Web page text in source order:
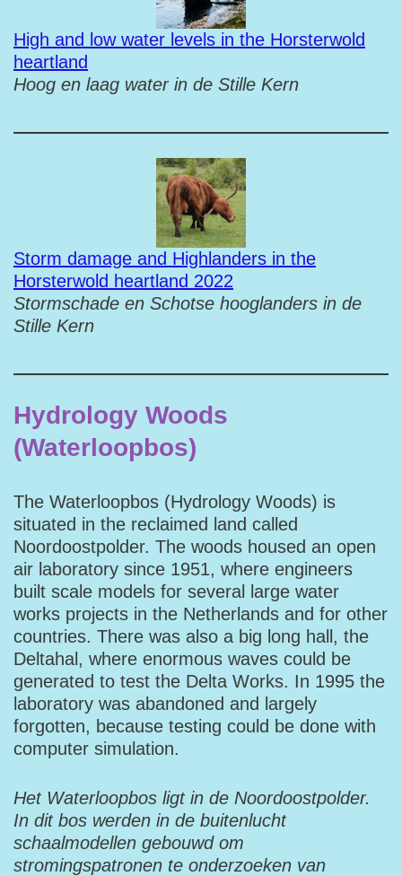
High and low water levels in the Horsterwold
heartland
Hoog en laag water in de Stille Kern
Storm damage and Highlanders in the
Horsterwold heartland 2022
Stormschade en Schotse hooglanders in de
Stille Kern
Hydrology Woods
(Waterloopbos)
The Waterloopbos (Hydrology Woods) is
situated in the reclaimed land called
Noordoostpolder. The woods housed an open
air laboratory since 1951, where engineers
built scale models for several large water
works projects in the Netherlands and for other
countries. There was also a big long hall, the
Deltahal, where enormous waves could be
generated to test the Delta Works. In 1995 the
laboratory was abandoned and largely
forgotten, because testing could be done with
computer simulation.
Het Waterloopbos ligt in de Noordoostpolder.
In dit bos werden in de buitenlucht
schaalmodellen gebouwd om
stromingspatronen te onderzoeken van